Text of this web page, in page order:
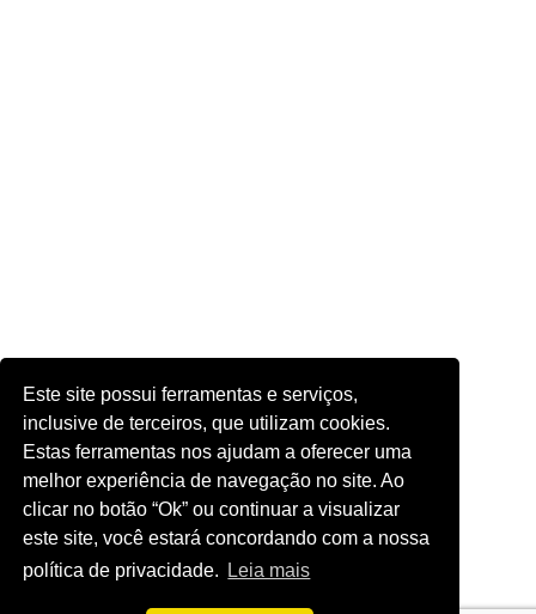
Este site possui ferramentas e serviços,
inclusive de terceiros, que utilizam cookies.
Estas ferramentas nos ajudam a oferecer uma
melhor experiência de navegação no site. Ao
clicar no botão “Ok” ou continuar a visualizar
este site, você estará concordando com a nossa
política de privacidade.
Leia mais